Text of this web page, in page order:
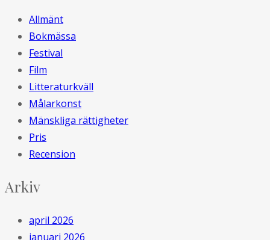
Allmänt
Bokmässa
Festival
Film
Litteraturkväll
Målarkonst
Mänskliga rättigheter
Pris
Recension
Arkiv
april 2026
januari 2026